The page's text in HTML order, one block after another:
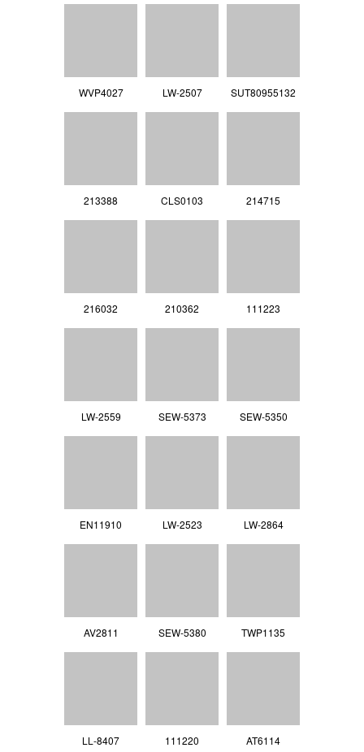
WVP4027 LW-2507 SUT80955132
213388 CLS0103 214715
216032 210362 111223
LW-2559 SEW-5373 SEW-5350
EN11910 LW-2523 LW-2864
AV2811 SEW-5380 TWP1135
LL‐8407 111220 AT6114